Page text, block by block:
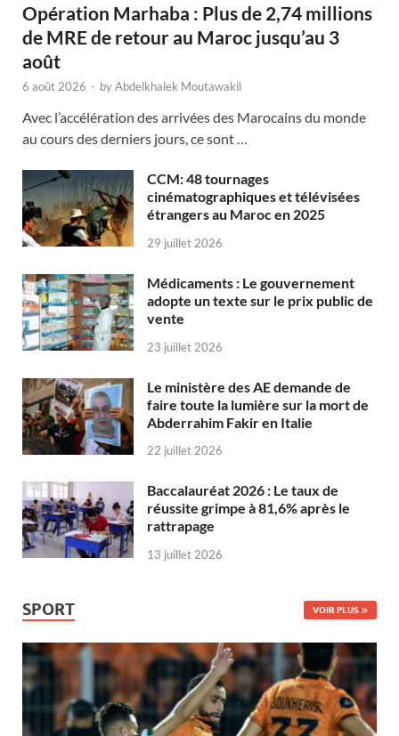
Opération Marhaba : Plus de 2,74 millions
de MRE de retour au Maroc jusqu’au 3
août
6 août 2026 - byAbdelkhalek Moutawakil
Avec l’accélération des arrivées des Marocains du monde
au cours des derniers jours, ce sont …
CCM: 48 tournages
cinématographiques et télévisées
étrangers au Maroc en 2025
29 juillet 2026
Médicaments : Le gouvernement
adopte un texte sur le prix public de
vente
23 juillet 2026
Le ministère des AE demande de
faire toute la lumière sur la mort de
Abderrahim Fakir en Italie
22 juillet 2026
Baccalauréat 2026 : Le taux de
réussite grimpe à 81,6% après le
rattrapage
13 juillet 2026
SPORT VOIR PLUS